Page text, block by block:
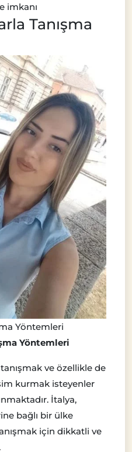
imkanı
Tanışma
Yöntemleri
Yöntemleri
ve özellikle de
kurmak isteyenler
İtalya,
bağlı bir ülke
için dikkatli ve